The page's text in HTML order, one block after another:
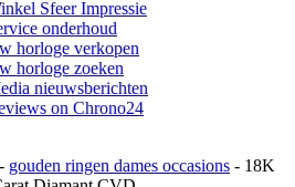
Sfeer Impressie
onderhoud
horloge verkopen
horloge zoeken
nieuwsberichten
on Chrono24
- gouden ringen dames occasions - 18K